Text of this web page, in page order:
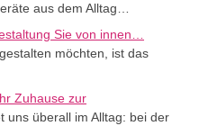
aus dem Alltag…
Sie von innen…
möchten, ist das
Zuhause zur
uns überall im Alltag: bei der